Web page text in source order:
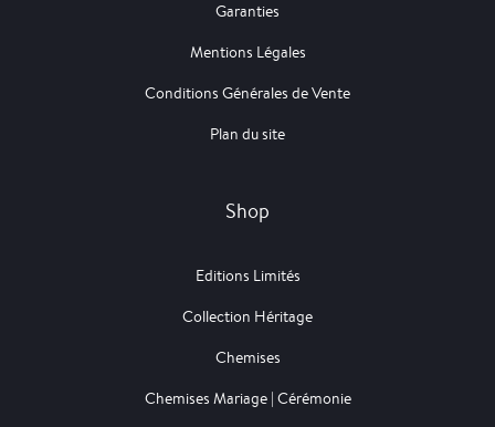
Garanties
Mentions Légales
Conditions Générales de Vente
Plan du site
Shop
Editions Limités
Collection Héritage
Chemises
Chemises Mariage | Cérémonie